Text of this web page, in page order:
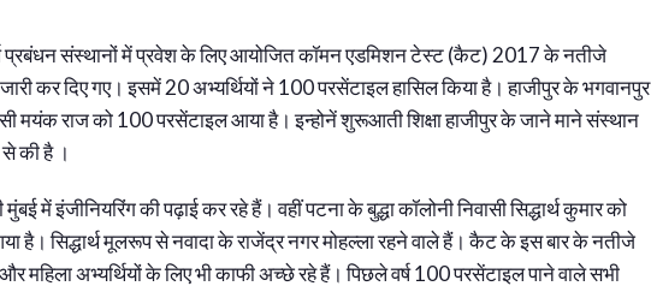
संस्थानों में प्रवेश के लिए आयोजित कॉमन एडमिशन टेस्ट (कैट) 2017 के नतीजे
कर दिए गए। इसमें 20 अभ्यर्थियों ने 100 परसेंटाइल हासिल किया है। हाजीपुर के भगवानपुर
मयंक राज को 100 परसेंटाइल आया है। इन्होनें शुरूआती शिक्षा हाजीपुर के जाने माने संस्थान
की है ।
में इंजीनियरिंग की पढ़ाई कर रहे हैं। वहीं पटना के बुद्धा कॉलोनी निवासी सिद्धार्थ कुमार को
है। सिद्धार्थ मूलरूप से नवादा के राजेंद्र नगर मोहल्ला रहने वाले हैं। कैट के इस बार के नतीजे
और महिला अभ्यर्थियों के लिए भी काफी अच्छे रहे हैं। पिछले वर्ष 100 परसेंटाइल पाने वाले सभी